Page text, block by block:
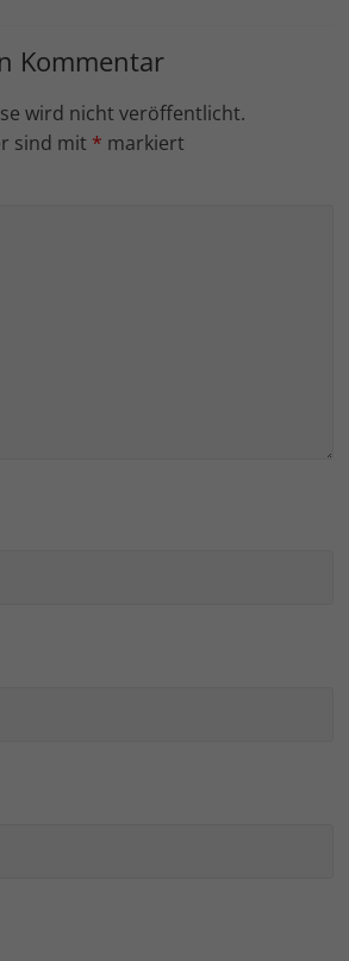
Kommentar
wird nicht veröffentlicht.
sind mit * markiert